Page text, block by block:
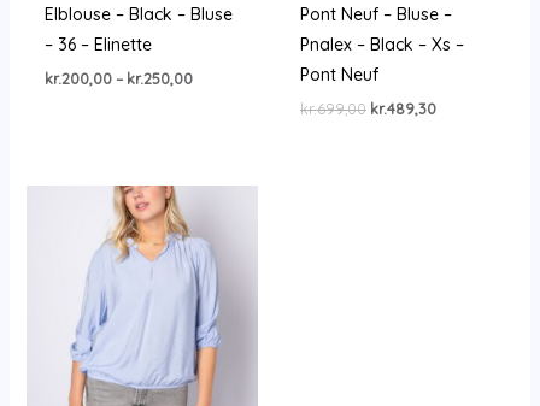
Elblouse – Black – Bluse
– 36 – Elinette
kr.200,00 – kr.250,00Prisinterval:
Pont Neuf – Bluse –
Pnalex – Black – Xs –
Pont Neuf
kr.699,00 Den
kr.489,30Den